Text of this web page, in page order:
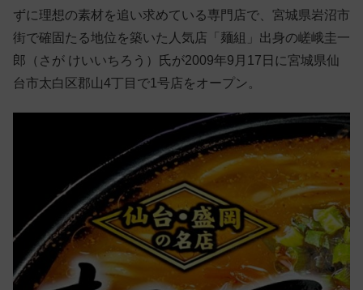
ずに理想の素材を追い求めている専門店で、宮城県岩沼市
街で確固たる地位を築いた人気店「麺組」出身の嵯峨圭一
郎（さが けいいちろう）氏が2009年9月17日に宮城県仙
台市太白区郡山4丁目で1号店をオープン。